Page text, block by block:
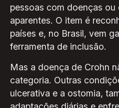
pessoas com doenças
aparentes. O item é
países e, no Brasil, vem
ferramenta de inclusão.
Mas a doença de Crohn
categoria. Outras
ulcerativa e a ostomia,